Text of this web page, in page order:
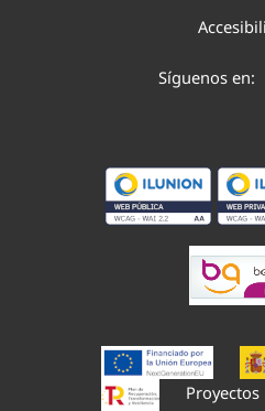
Síguenos en:
Proyectos